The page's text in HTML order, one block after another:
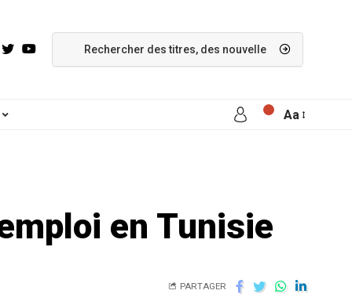
Aa
en Tunisie
PARTAGER